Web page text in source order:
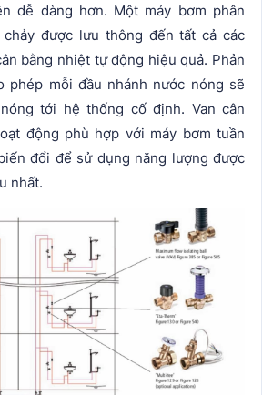
dễ dàng hơn. Một máy bơm phân
được lưu thông đến tất cả các
bằng nhiệt tự động hiệu quả. Phản
phép mỗi đầu nhánh nước nóng sẽ
tới hệ thống cố định. Van cân
động phù hợp với máy bơm tuần
đổi để sử dụng năng lượng được
nhất.